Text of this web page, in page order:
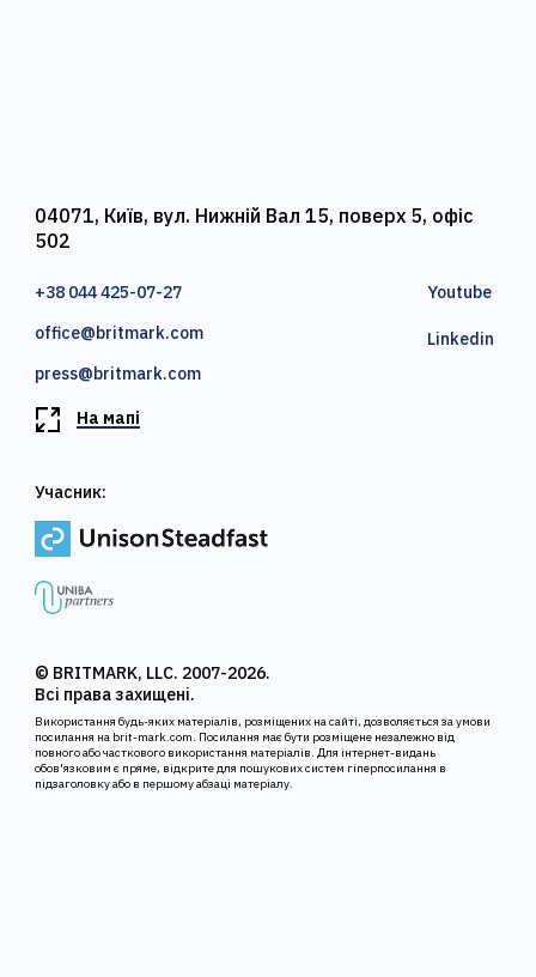
04071, Київ, вул. Нижній Вал 15, поверх 5, офіс
502
+38 044 425-07-27
office@britmark.com
press@britmark.com
Youtube
Linkedin
На мапі
© BRITMARK, LLC. 2007-2026.
Всі права захищені.
Використання будь-яких матеріалів, розміщених на сайті, дозволяється за умови
посилання на brit-mark.com. Посилання має бути розміщене незалежно від
повного або часткового використання матеріалів. Для інтернет-видань
обов'язковим є пряме, відкрите для пошукових систем гіперпосилання в
підзаголовку або в першому абзаці матеріалу.
Учасник: